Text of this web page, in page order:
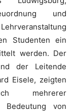
und
Studenten ein
werden. Der
der Leitende
Eisele, zeigten
mehrerer
Bedeutung von